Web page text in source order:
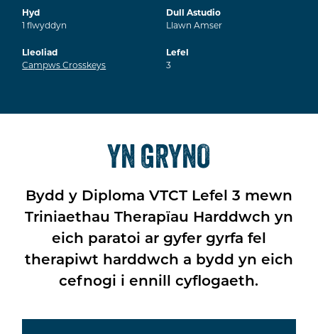
Hyd
1flwyddyn
Dull Astudio
Llawn Amser
Lleoliad
Campws Crosskeys
Lefel
3
YN GRYNO
Bydd y Diploma VTCT Lefel 3 mewn
Triniaethau Therapïau Harddwch yn
eich paratoi ar gyfer gyrfa fel
therapiwt harddwch a bydd yn eich
cefnogi i ennill cyflogaeth.